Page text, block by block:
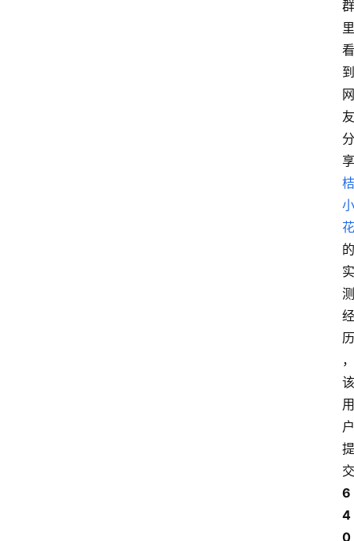
群
里
看
到
网
友
分
享
桔
小
花
的
实
测
经
历
，
该
用
户
提
交
6
4
0